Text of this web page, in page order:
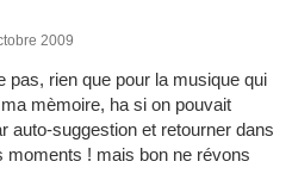
2009
pas, rien que pour la musique qui
mèmoire, ha si on pouvait
auto-suggestion et retourner dans
moments ! mais bon ne révons